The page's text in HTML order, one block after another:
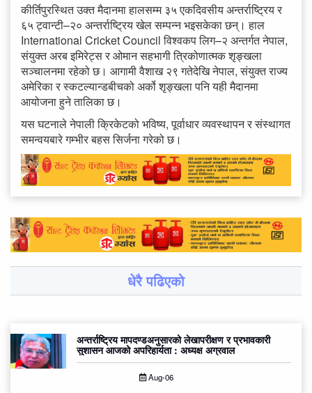
कीर्तिपुरस्थित उक्त मैदानमा हालसम्म ३५ एकदिवसीय अन्तर्राष्ट्रिय र
६५ ट्वान्टी–२० अन्तर्राष्ट्रिय खेल सम्पन्न भइसकेका छन्। हाल
International Cricket Council विश्वकप लिग–२ अन्तर्गत नेपाल,
संयुक्त अरब इमिरेट्स र ओमान सहभागी त्रिकोणात्मक शृङ्खला
सञ्चालनमा रहेको छ। आगामी वैशाख २९ गतेदेखि नेपाल, संयुक्त राज्य
अमेरिका र स्कटल्यान्डबीचको अर्को शृङ्खला पनि यही मैदानमा
आयोजना हुने तालिका छ।
यस घटनाले नेपाली क्रिकेटको भविष्य, पूर्वाधार व्यवस्थापन र संस्थागत
समन्वयबारे गम्भीर बहस सिर्जना गरेको छ।
धेरै पढिएको
अन्तर्राष्ट्रिय मापदण्डअनुसारको लेखापरीक्षण र प्रभावकारी
सुशासन आजको अपरिहार्यता : अध्यक्ष अग्रवाल
Aug-06